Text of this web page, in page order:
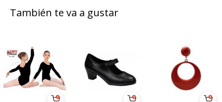
También te va a gustar